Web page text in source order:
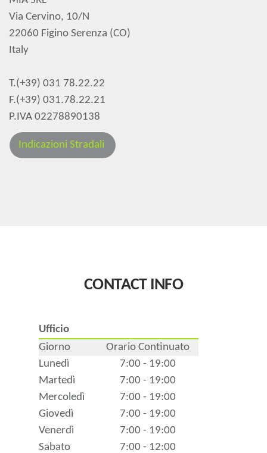
Via Cervino, 10/N
22060 Figino Serenza (CO)
Italy
T.(+39) 031 78.22.22
F.(+39) 031.78.22.21
P.IVA 02278890138
Indicazioni Stradali
CONTACT INFO
Ufficio
Giorno
Orario Continuato
Lunedì
7:00 - 19:00
Martedì
7:00 - 19:00
Mercoledì
7:00 - 19:00
Giovedì
7:00 - 19:00
Venerdì
7:00 - 19:00
Sabato
7:00 - 12:00